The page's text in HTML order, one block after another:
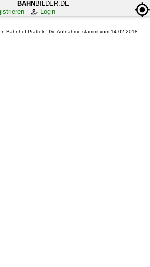
BAHN BILDER.DE
Login
Bahnhof Pratteln. Die Aufnahme stammt vom 14.02.2018.